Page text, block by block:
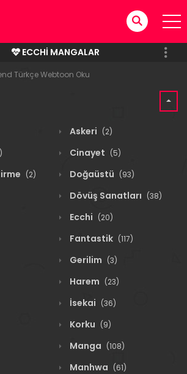
ECCHI MANGALAR
Türkçe Webtoon Oku
Askeri (2)
Cinayet (5)
(2) Doğaüstü (93)
Dövüş Sanatları (38)
Ecchi (20)
Fantastik (117)
Gerilim (3)
Harem (23)
İsekai (36)
Korku (9)
Manga (108)
Manhwa (61)